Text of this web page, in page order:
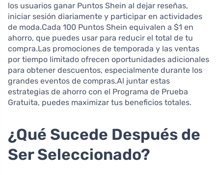
los usuarios ganar Puntos Shein al dejar reseñas,
iniciar sesión diariamente y participar en actividades
de moda.Cada 100 Puntos Shein equivalen a $1 en
ahorro, que puedes usar para reducir el total de tu
compra.Las promociones de temporada y las ventas
por tiempo limitado ofrecen oportunidades adicionales
para obtener descuentos, especialmente durante los
grandes eventos de compras.Al juntar estas
estrategias de ahorro con el Programa de Prueba
Gratuita, puedes maximizar tus beneficios totales.
¿Qué Sucede Después de
Ser Seleccionado?